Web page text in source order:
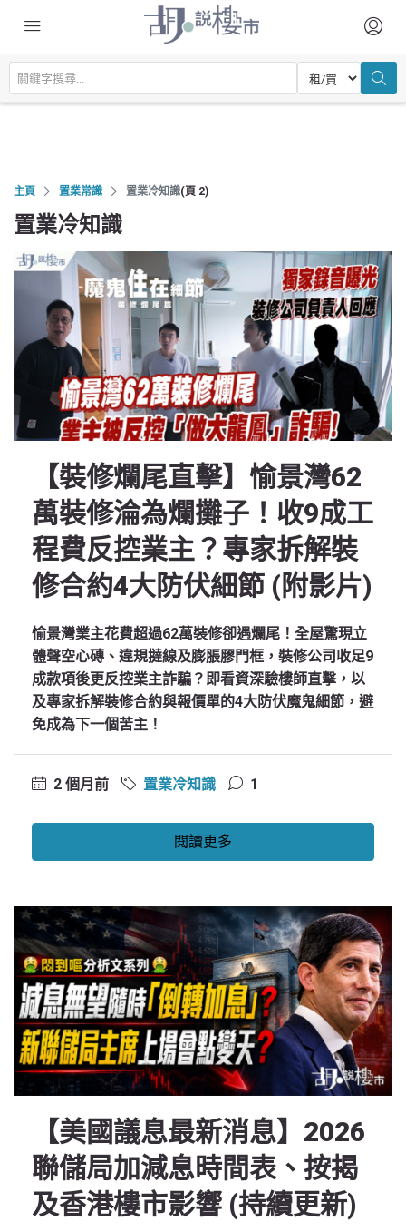
主頁 置業常識 置業冷知識(頁 2)
置業冷知識
【裝修爛尾直擊】愉景灣62
萬裝修淪為爛攤子！收9成工
程費反控業主？專家拆解裝
修合約4大防伏細節 (附影片)
愉景灣業主花費超過62萬裝修卻遇爛尾！全屋驚現立
體聲空心磚、違規撻線及膨脹膠門框，裝修公司收足9
成款項後更反控業主詐騙？即看資深驗樓師直擊，以
及專家拆解裝修合約與報價單的4大防伏魔鬼細節，避
免成為下一個苦主！
2 個月前 置業冷知識 1
閱讀更多
【美國議息最新消息】2026
聯儲局加減息時間表、按揭
及香港樓市影響 (持續更新)